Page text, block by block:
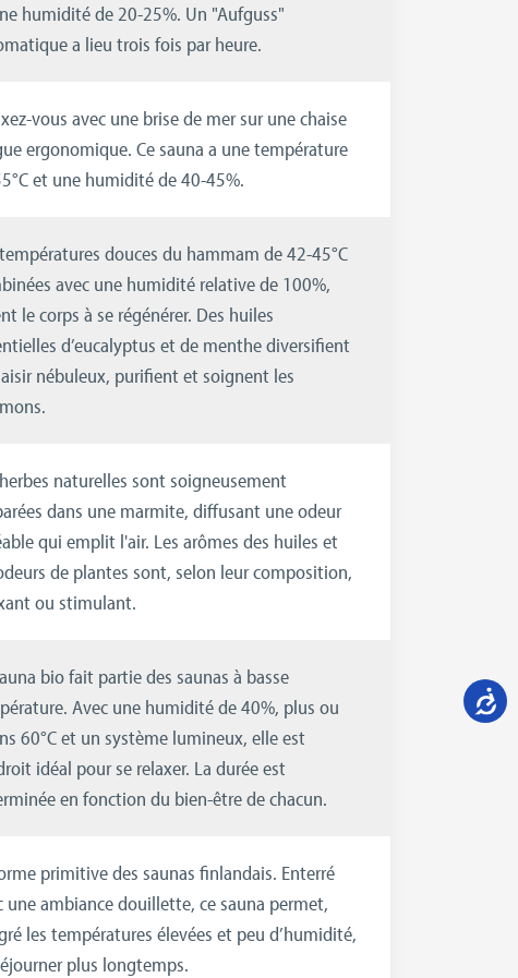
humidité de 20-25%. Un "Aufguss"
a lieu trois fois par heure.
vous avec une brise de mer sur une chaise
ergonomique. Ce sauna a une température
et une humidité de 40-45%.
douces du hammam de 42-45°C
avec une humidité relative de 100%,
le corps à se régénérer. Des huiles
d’eucalyptus et de menthe diversifient
nébuleux, purifient et soignent les
naturelles sont soigneusement
dans une marmite, diffusant une odeur
qui emplit l'air. Les arômes des huiles et
de plantes sont, selon leur composition,
ou stimulant.
bio fait partie des saunas à basse
Avec une humidité de 40%, plus ou
60°C et un système lumineux, elle est
idéal pour se relaxer. La durée est
en fonction du bien-être de chacun.
primitive des saunas finlandais. Enterré
une ambiance douillette, ce sauna permet,
les températures élevées et peu d’humidité,
plus longtemps.